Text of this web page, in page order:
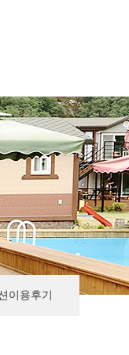
이용후기